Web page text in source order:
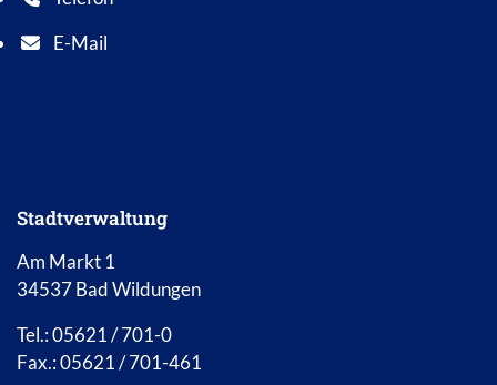
Telefonnummer: 0 5 6 2 1 7 0 1 0
E-Mail
E-Mail Adresse: info@bad-wildungen.de
Stadtverwaltung
Am Markt 1
34537 Bad Wildungen
Tel.: 05621 / 701-0
Fax.: 05621 / 701-461